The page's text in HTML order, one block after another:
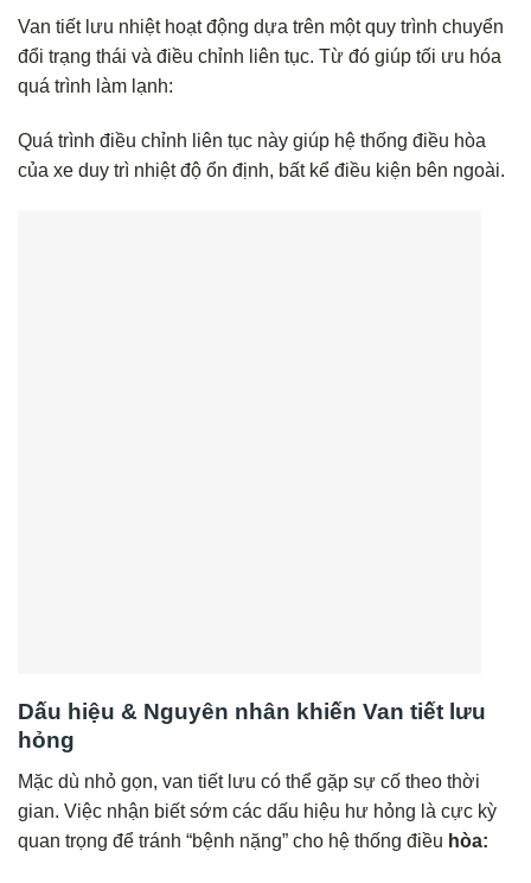
Van tiết lưu nhiệt hoạt động dựa trên một quy trình chuyển
đổi trạng thái và điều chỉnh liên tục. Từ đó giúp tối ưu hóa
quá trình làm lạnh:
Quá trình điều chỉnh liên tục này giúp hệ thống điều hòa
của xe duy trì nhiệt độ ổn định, bất kể điều kiện bên ngoài.
Dấu hiệu & Nguyên nhân khiến Van tiết lưu
hỏng
Mặc dù nhỏ gọn, van tiết lưu có thể gặp sự cố theo thời
gian. Việc nhận biết sớm các dấu hiệu hư hỏng là cực kỳ
quan trọng để tránh “bệnh nặng” cho hệ thống điều hòa: